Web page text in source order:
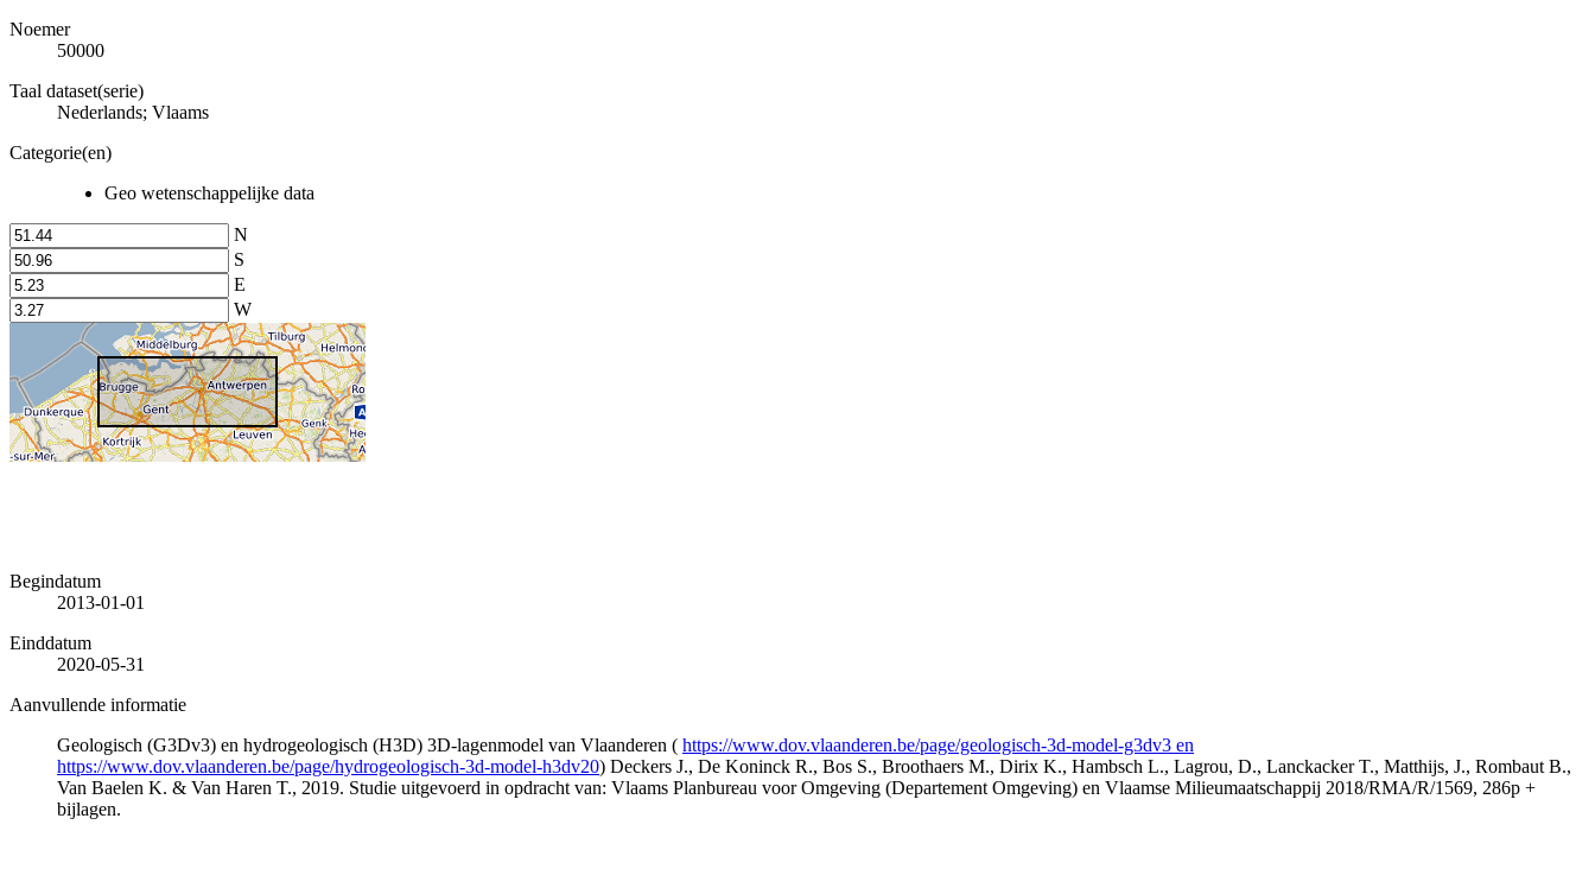
Noemer
50000
Taal dataset(serie)
Nederlands; Vlaams
Categorie(en)
Geo wetenschappelijke data
N
S
E
W
Begindatum
2013-01-01
Einddatum
2020-05-31
Aanvullende informatie
Geologisch (G3Dv3) en hydrogeologisch (H3D) 3D-lagenmodel van Vlaanderen ( https://www.dov.vlaanderen.be/page/geologisch-3d-model-g3dv3 en
https://www.dov.vlaanderen.be/page/hydrogeologisch-3d-model-h3dv20) Deckers J., De Koninck R., Bos S., Broothaers M., Dirix K., Hambsch L., Lagrou, D., Lanckacker T., Matthijs, J., Rombaut B.,
Van Baelen K. & Van Haren T., 2019. Studie uitgevoerd in opdracht van: Vlaams Planbureau voor Omgeving (Departement Omgeving) en Vlaamse Milieumaatschappij 2018/RMA/R/1569, 286p +
bijlagen.